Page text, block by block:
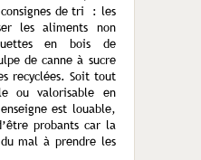
de tri : les
les aliments non
en bois de
de canne à sucre
recyclées. Soit tout
ou valorisable en
est louable,
probants car la
mal à prendre les